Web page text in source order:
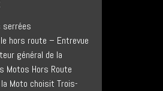
serrées
hors route – Entrevue
général de la
Motos Hors Route
la Moto choisit Trois-